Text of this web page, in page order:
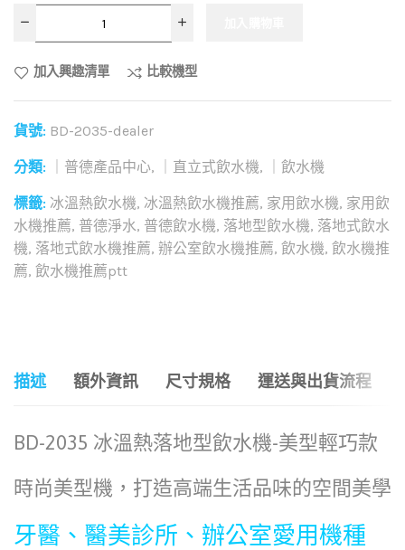
加入興趣清單 比較機型
貨號: BD-2035-dealer
分類: ｜普德產品中心, ｜直立式飲水機, ｜飲水機
標籤: 冰溫熱飲水機, 冰溫熱飲水機推薦, 家用飲水機, 家用飲
水機推薦, 普德淨水, 普德飲水機, 落地型飲水機, 落地式飲水
機, 落地式飲水機推薦, 辦公室飲水機推薦, 飲水機, 飲水機推
薦, 飲水機推薦ptt
描述 額外資訊 尺寸規格 運送與出貨流程
BD-2035 冰溫熱落地型飲水機-美型輕巧款
時尚美型機，打造高端生活品味的空間美學
牙醫、醫美診所、辦公室愛用機種